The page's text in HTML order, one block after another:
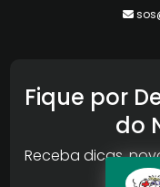
Fique por
do
Receba dicas,